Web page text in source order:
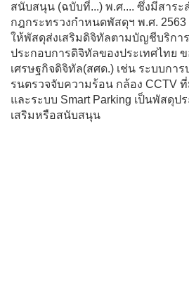
สนับสนุน (ฉบับที่...) พ.ศ.... ซึ่งมีสาระ
กฎกระทรวงกำหนดพัสดุฯ พ.ศ.
ให้พัสดุส่งเสริมดิจิทัลตามบัญชีบริกา
ประกอบการดิจิทัลของประเทศไทย
เศรษฐกิจดิจิทัล(สศด.) เช่น ระบบกา
รนตรวจจับความร้อน กล้อง CCTV
และระบบ Smart Parking เป็นพัสดุป
เสริมหรือสนับสนุน